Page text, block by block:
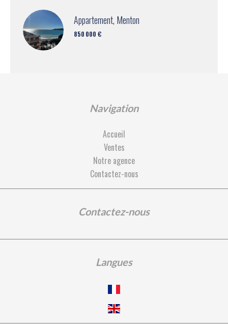
Appartement, Menton
850 000 €
Navigation
Accueil
Ventes
Notre agence
Contactez-nous
Contactez-nous
Langues